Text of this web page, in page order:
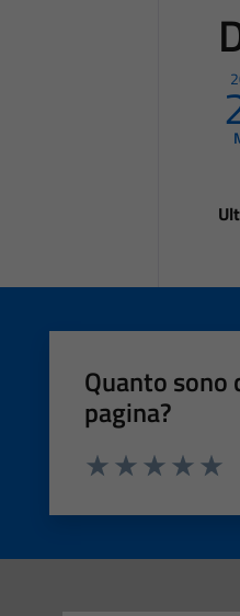
Quanto sono
pagina?